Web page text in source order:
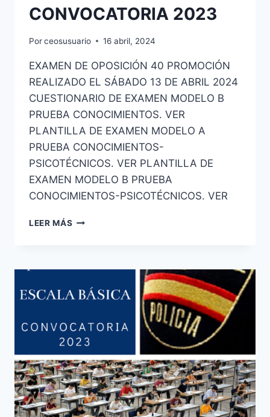
CONVOCATORIA 2023
Porceosusuario 16 abril, 2024
EXAMEN DE OPOSICIÓN 40 PROMOCIÓN
REALIZADO EL SÁBADO 13 DE ABRIL 2024
CUESTIONARIO DE EXAMEN MODELO B
PRUEBA CONOCIMIENTOS. VER
PLANTILLA DE EXAMEN MODELO A
PRUEBA CONOCIMIENTOS-
PSICOTÉCNICOS. VER PLANTILLA DE
EXAMEN MODELO B PRUEBA
CONOCIMIENTOS-PSICOTÉCNICOS. VER
LEER MÁS ESCALA
2ª
CONVOCATORIA